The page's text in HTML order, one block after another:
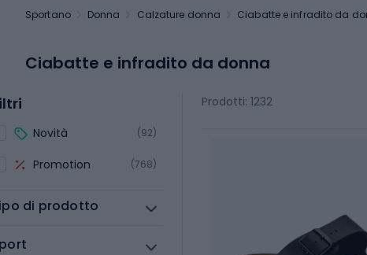
Sportano Donna Calzature donna Ciabatte e infradito da
Ciabatte e infradito da donna
Novità (92)
Promotion (768)
di prodotto
Prodotti: 1232